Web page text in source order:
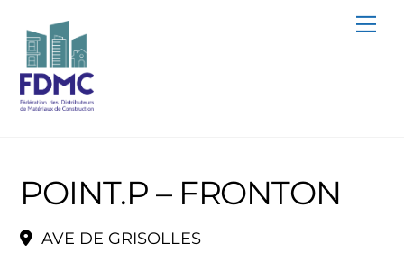
content
POINT.P – FRONTON
AVE DE GRISOLLES